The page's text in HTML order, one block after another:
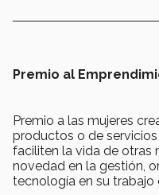
Premio al
Premio a las mujeres
productos o de
faciliten la vida de otras
novedad en la gestión,
tecnología en su trabajo